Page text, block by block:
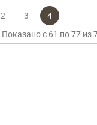
2 3
4
Показано с 61 по 77 из